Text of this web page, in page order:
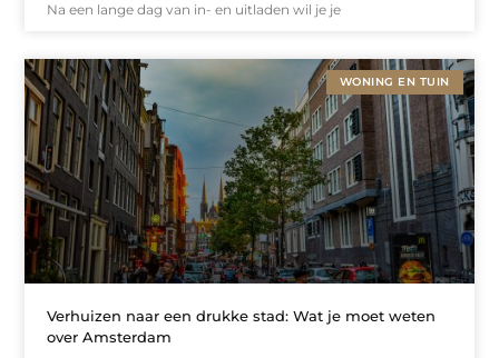
Na een lange dag van in- en uitladen wil je je
WONING EN TUIN
Verhuizen naar een drukke stad: Wat je moet weten
over Amsterdam